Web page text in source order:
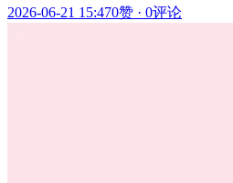
2026-06-21 15:470赞 · 0评论